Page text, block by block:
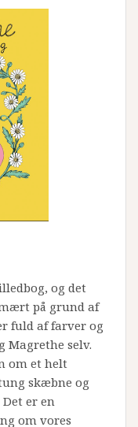
og det
på grund af
fuld af farver og
Magrethe selv.
om et helt
skæbne og
er en
om vores